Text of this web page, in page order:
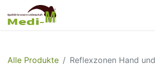
Alle Produkte Reflexzonen Hand